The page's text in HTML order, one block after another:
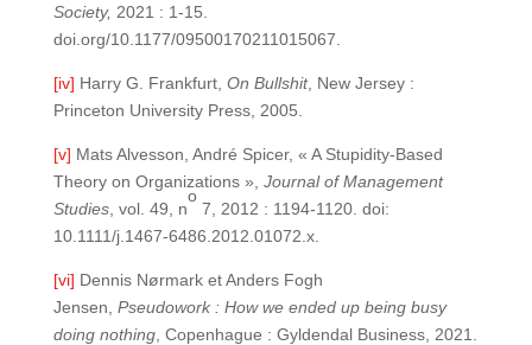
Society, 2021 : 1-15.
doi.org/10.1177/09500170211015067.
[iv] Harry G. Frankfurt, On Bullshit, New Jersey :
Princeton University Press, 2005.
[v] Mats Alvesson, André Spicer, « A Stupidity-Based
Theory on Organizations », Journal of Management
Studies, vol. 49, n
o
7, 2012 : 1194-1120. doi:
10.1111/j.1467-6486.2012.01072.x.
[vi] Dennis Nørmark et Anders Fogh
Jensen, Pseudowork : How we ended up being busy
doing nothing, Copenhague : Gyldendal Business, 2021.